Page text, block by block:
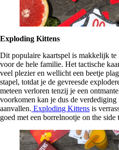
Exploding Kittens
Dit populaire kaartspel is makkelijk te
voor de hele familie. Het tactische
veel plezier en wellicht een beetje
stapel, totdat je de gevreesde
meteen verloren tenzij je een
voorkomen kan je dus de verdediging
aanvallen. Exploding Kittens is
goed met een borrelnootje on the side